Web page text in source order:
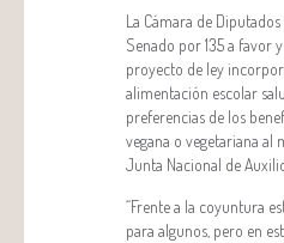
La Cámara de
Senado por 135 a favor
proyecto de ley
alimentación escolar
preferencias de los
vegana o vegetariana al
Junta Nacional de
“Frente a la coyuntura
para algunos, pero en